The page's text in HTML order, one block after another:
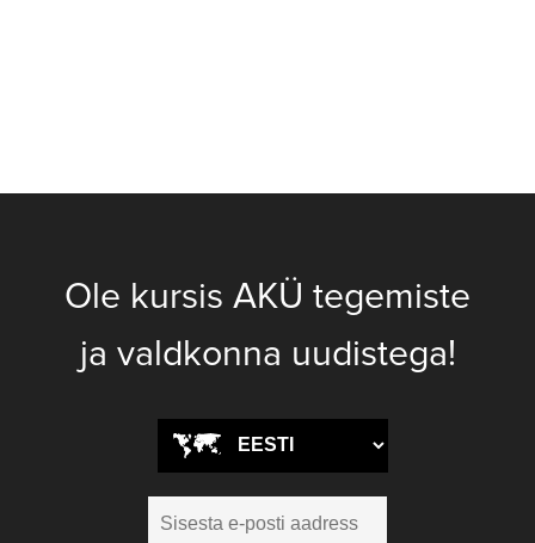
Ole kursis AKÜ tegemiste
ja valdkonna uudistega!